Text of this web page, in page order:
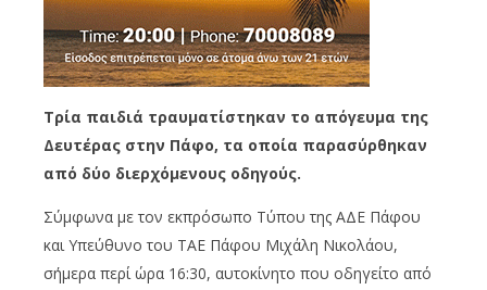
Τρία παιδιά τραυματίστηκαν το απόγευμα της
Δευτέρας στην Πάφο, τα οποία παρασύρθηκαν
από δύο διερχόμενους οδηγούς.
Σύμφωνα με τον εκπρόσωπο Τύπου της ΑΔΕ Πάφου
και Υπεύθυνο του ΤΑΕ Πάφου Μιχάλη Νικολάου,
σήμερα περί ώρα 16:30, αυτοκίνητο που οδηγείτο από